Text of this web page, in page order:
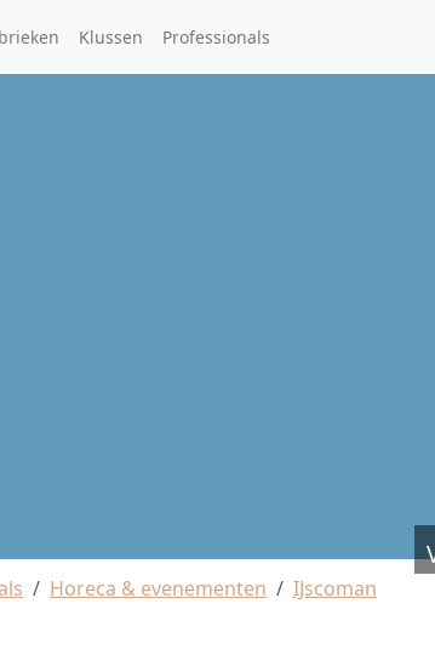
Klussen Professionals
Horeca & evenementen IJscoman